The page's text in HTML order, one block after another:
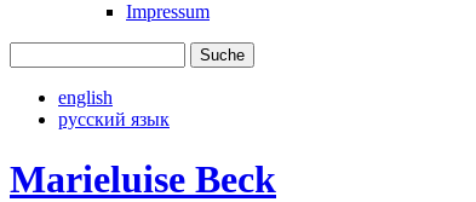
Impressum
english
русский язык
Marieluise Beck